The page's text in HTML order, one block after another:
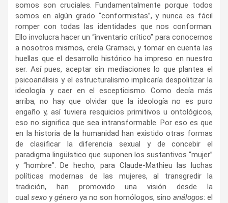
somos son cruciales. Fundamentalmente porque todos
somos en algún grado “conformistas”, y nunca es fácil
romper con todas las identidades que nos conforman.
Ello involucra hacer un “inventario crítico” para conocernos
a nosotros mismos, creía Gramsci, y tomar en cuenta las
huellas que el desarrollo histórico ha impreso en nuestro
ser. Así pues, aceptar sin mediaciones lo que plantea el
psicoanálisis y el estructuralismo implicaría despolitizar la
ideología y caer en el escepticismo. Como decía más
arriba, no hay que olvidar que la ideología no es puro
engaño y, así tuviera resquicios primitivos u ontológicos,
eso no significa que sea intransformable. Por eso es que
en la historia de la humanidad han existido otras formas
de clasificar la diferencia sexual y de concebir el
paradigma lingüístico que suponen los sustantivos “mujer”
y “hombre”. De hecho, para Claude-Mathieu las luchas
políticas modernas de las mujeres, al transgredir la
tradición, han promovido una visión desde la
cual sexo ygénero ya no son homólogos, sino análogos: el